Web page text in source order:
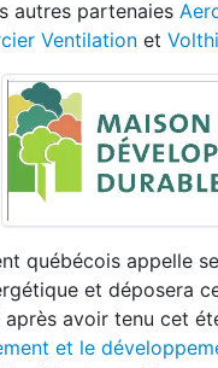
autres partenaies
Ventilation et
québécois appelle
et déposera
avoir tenu cet
et le